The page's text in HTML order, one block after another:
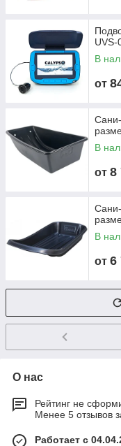
UVS-
В
от
В
от 8
В
от 6
О нас
Рейтинг не
Менее 5 отзывов
Работает с